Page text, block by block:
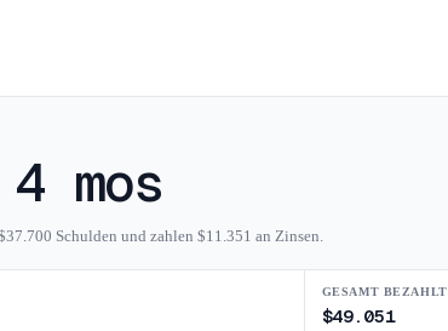
mos
Schulden und zahlen $11.351 an Zinsen.
GESAMT BEZAHLT
$49.051